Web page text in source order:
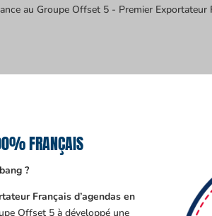
au Groupe Offset 5 - Premier Exportateur
FRANÇAIS
?
Français d’agendas en
Offset 5 à développé une